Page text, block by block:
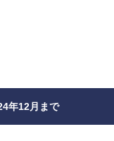
年12月まで